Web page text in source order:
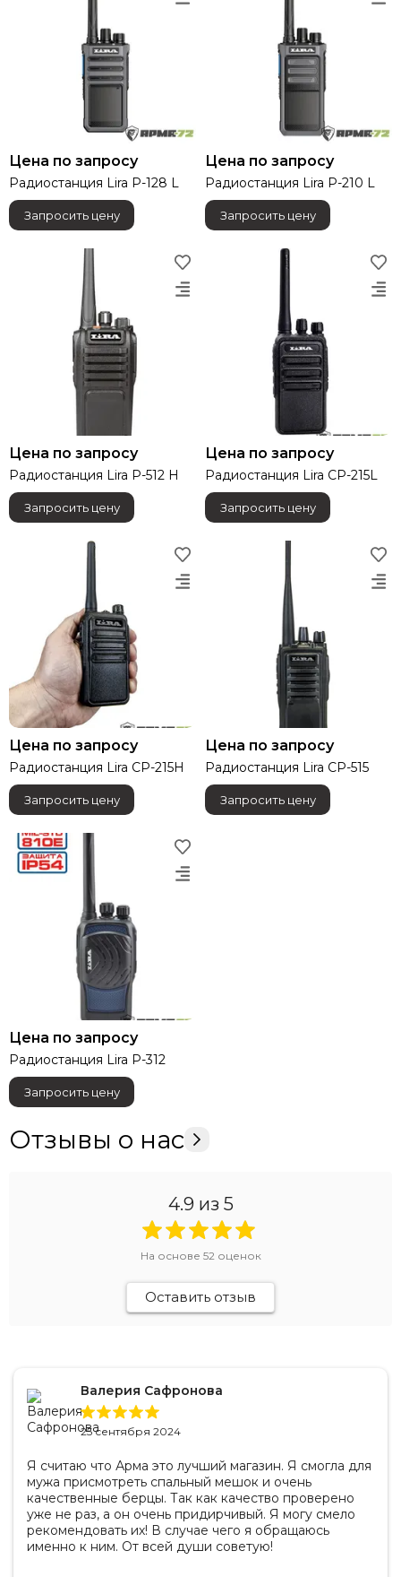
Цена по запросу
Радиостанция Lira P-128 L
Запросить цену
Цена по запросу
Радиостанция Lira P-210 L
Запросить цену
Цена по запросу
Радиостанция Lira P-512 H
Запросить цену
Цена по запросу
Радиостанция Lira СP-215L
Запросить цену
Цена по запросу
Радиостанция Lira СP-215H
Запросить цену
Цена по запросу
Радиостанция Lira СP-515
Запросить цену
Цена по запросу
Радиостанция Lira P-312
Запросить цену
Отзывы о нас
4.9 из 5
На основе 52оценок
Оставить отзыв
Валерия Сафронова
25 сентября 2024
Я считаю что Арма это лучший магазин. Я смогла для
мужа присмотреть спальный мешок и очень
качественные берцы. Так как качество проверено
уже не раз, а он очень придирчивый. Я могу смело
рекомендовать их! В случае чего я обращаюсь
именно к ним. От всей души советую!